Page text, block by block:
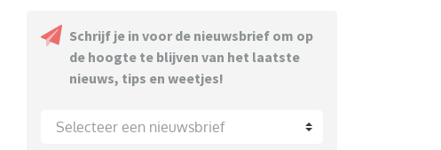
Schrijf je in voor de nieuwsbrief om op
de hoogte te blijven van het laatste
nieuws, tips en weetjes!
Selecteer een nieuwsbrief